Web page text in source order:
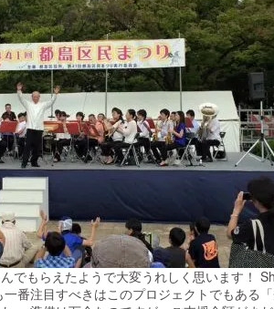
でもらえたようで大変うれしく思います！
番注目すべきはこのプロジェクトでもある